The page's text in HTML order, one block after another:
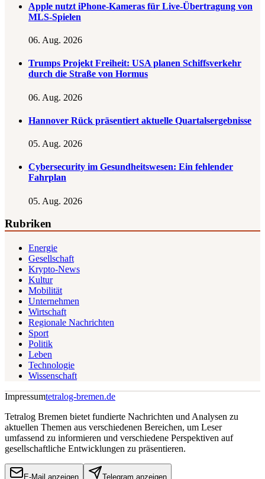
Apple nutzt iPhone-Kameras für Live-Übertragung von
MLS-Spielen
06. Aug. 2026
Trumps Projekt Freiheit: USA planen Schiffsverkehr
durch die Straße von Hormus
06. Aug. 2026
Hannover Rück präsentiert aktuelle Quartalsergebnisse
05. Aug. 2026
Cybersecurity im Gesundheitswesen: Ein fehlender
Fahrplan
05. Aug. 2026
Rubriken
Energie
Gesellschaft
Krypto-News
Kultur
Mobilität
Unternehmen
Wirtschaft
Regionale Nachrichten
Sport
Politik
Leben
Technologie
Wissenschaft
Impressumtetralog-bremen.de
Tetralog Bremen bietet fundierte Nachrichten und Analysen zu
aktuellen Themen aus verschiedenen Bereichen, um Leser
umfassend zu informieren und verschiedene Perspektiven auf
gesellschaftliche Entwicklungen zu präsentieren.
E-Mail anzeigen Telegram anzeigen